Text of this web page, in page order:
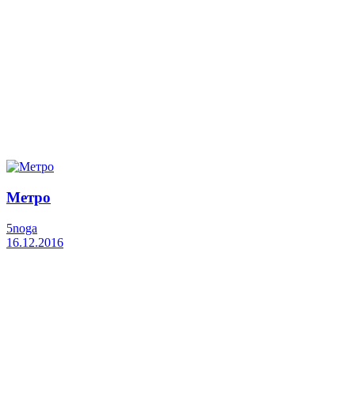
Метро
5noga
16.12.2016